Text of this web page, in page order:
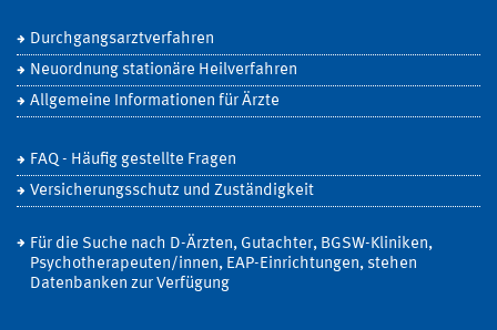
Durchgangsarztverfahren
Neuordnung stationäre Heilverfahren
Allgemeine Informationen für Ärzte
FAQ - Häufig gestellte Fragen
Versicherungsschutz und Zuständigkeit
Für die Suche nach D-Ärzten, Gutachter, BGSW-Kliniken,
Psychotherapeuten/innen, EAP-Einrichtungen, stehen
Datenbanken zur Verfügung